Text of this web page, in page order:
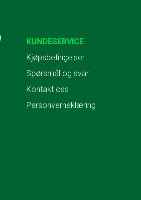
KUNDESERVICE
Kjøpsbetingelser
Spørsmål og svar
Kontakt oss
Personverneklæring